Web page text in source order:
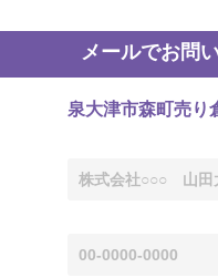
メールでお問
泉大津市森町売り